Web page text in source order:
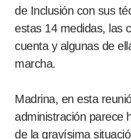
de Inclusión con sus
estas 14 medidas, las
cuenta y algunas de
marcha.
Madrina, en esta
administración parece
de la gravísima